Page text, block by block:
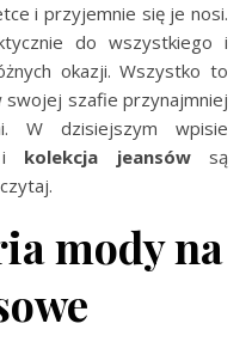
i przyjemnie się je nosi.
do wszystkiego i
okazji. Wszystko to
swojej szafie przynajmniej
W dzisiejszym wpisie
i kolekcja jeansówsą
mody na